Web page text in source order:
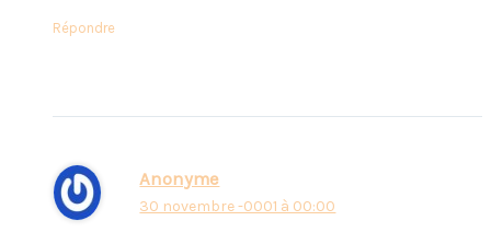
Répondre
Anonyme
30 novembre -0001 à 00:00